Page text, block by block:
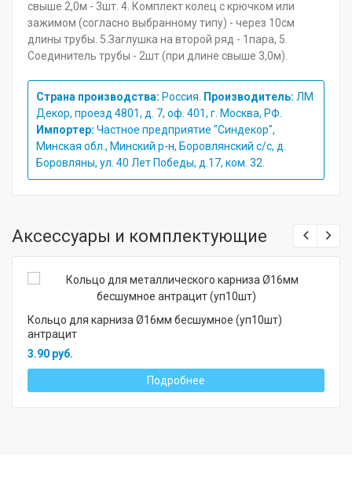
свыше 2,0м - 3шт. 4. Комплект колец с крючком или
зажимом (согласно выбранному типу) - через 10см
длины трубы. 5.Заглушка на второй ряд - 1пара, 5.
Соединитель трубы - 2шт (при длине свыше 3,0м).
Страна производства: Россия. Производитель: ЛМ
Декор, проезд 4801, д. 7, оф. 401, г. Москва, РФ.
Импортер: Частное предприятие "Синдекор",
Минская обл., Минский р-н, Боровлянский с/с, д.
Боровляны, ул. 40 Лет Победы, д.17, ком. 32.
Аксессуары и комплектующие
Кольцо для карниза Ø16мм бесшумное (уп10шт)
антрацит
3.90 руб.
Подробнее